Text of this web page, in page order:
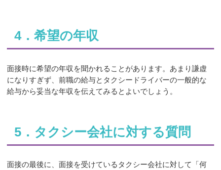
4．希望の年収
面接時に希望の年収を聞かれることがあります。あまり謙虚
になりすぎず、前職の給与とタクシードライバーの一般的な
給与から妥当な年収を伝えてみるとよいでしょう。
5．タクシー会社に対する質問
面接の最後に、面接を受けているタクシー会社に対して「何